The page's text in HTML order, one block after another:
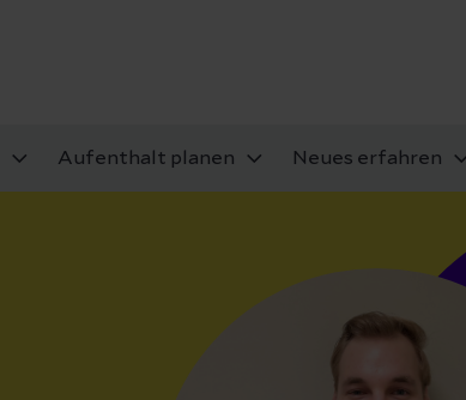
Aufenthalt planen Neues erfahren